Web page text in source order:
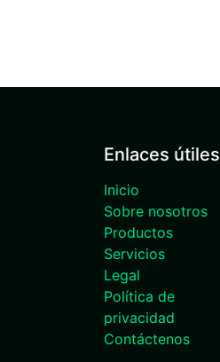
Enlaces útiles
Inicio
Sobre nosotros
Productos
Servicios
Legal
Política de
privacidad
Contáctenos